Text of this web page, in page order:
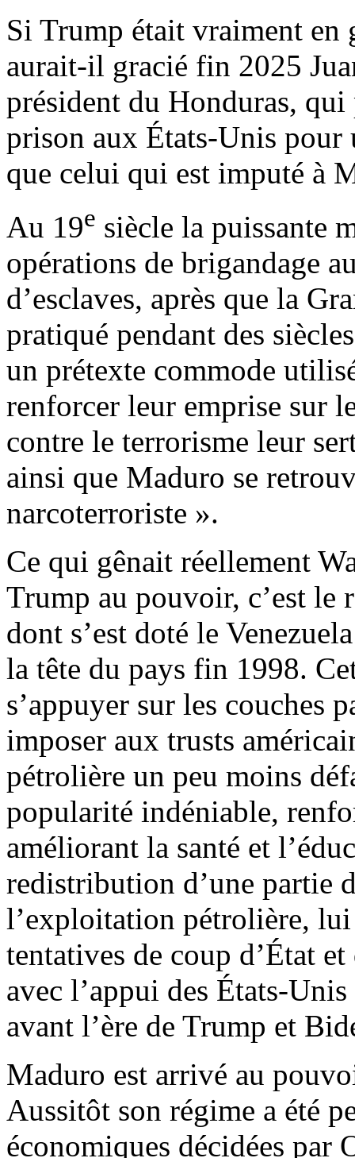
Si Trump était vraiment en
aurait-il gracié fin 2025
président du Honduras, qui
prison aux États-Unis
que celui qui est imputé à
Au 19e siècle la puissante
opérations de brigandage
d’esclaves, après que la
pratiqué pendant des
un prétexte commode
renforcer leur emprise sur
contre le terrorisme leur
ainsi que Maduro se
narcoterroriste ».
Ce qui gênait réellement
Trump au pouvoir, c’est
dont s’est doté le
la tête du pays fin 1998.
s’appuyer sur les couches
imposer aux trusts
pétrolière un peu moins
popularité indéniable,
améliorant la santé et
redistribution d’une partie
l’exploitation pétrolière, lui
tentatives de coup d’État
avec l’appui des États-
avant l’ère de Trump et
Maduro est arrivé au
Aussitôt son régime a été
économiques décidées par